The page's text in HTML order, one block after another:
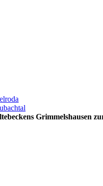
Grimmelshausen